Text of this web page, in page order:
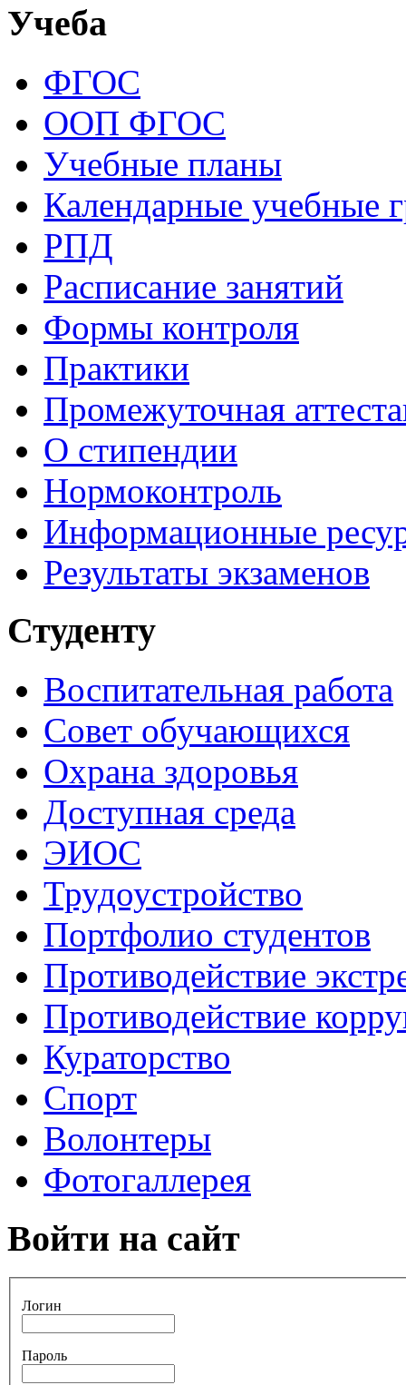
Учеба
ФГОС
ООП ФГОС
Учебные планы
Календарные учебные
РПД
Расписание занятий
Формы контроля
Практики
Промежуточная
О стипендии
Нормоконтроль
Информационные
Результаты экзаменов
Студенту
Воспитательная работа
Совет обучающихся
Охрана здоровья
Доступная среда
ЭИОС
Трудоустройство
Портфолио студентов
Противодействие
Противодействие
Кураторство
Спорт
Волонтеры
Фотогаллерея
Войти на сайт
Логин
Пароль